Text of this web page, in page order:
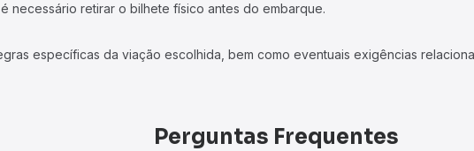
necessário retirar o bilhete físico antes do embarque.
específicas da viação escolhida, bem como eventuais exigências
Perguntas Frequentes